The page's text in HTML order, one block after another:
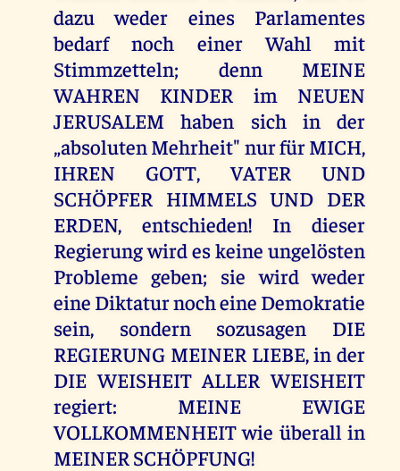
dazu weder eines Parlamentes
bedarf noch einer Wahl mit
Stimmzetteln; denn MEINE
WAHREN KINDER im NEUEN
JERUSALEM haben sich in der
„absoluten Mehrheit" nur für MICH,
IHREN GOTT, VATER UND
SCHÖPFER HIMMELS UND DER
ERDEN, entschieden! In dieser
Regierung wird es keine ungelösten
Probleme geben; sie wird weder
eine Diktatur noch eine Demokratie
sein, sondern sozusagen DIE
REGIERUNG MEINER LIEBE, in der
DIE WEISHEIT ALLER WEISHEIT
regiert: MEINE EWIGE
VOLLKOMMENHEIT wie überall in
MEINER SCHÖPFUNG!